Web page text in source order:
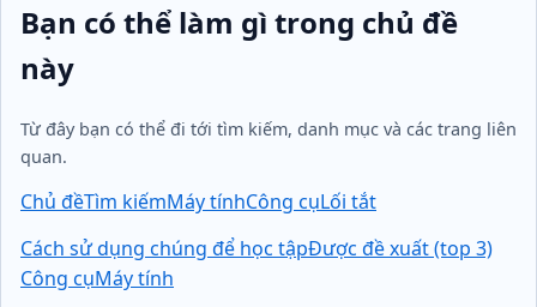
Bạn có thể làm gì trong chủ đề
này
Từ đây bạn có thể đi tới tìm kiếm, danh mục và các trang liên
quan.
Chủ đềTìm kiếmMáy tínhCông cụLối tắt
Cách sử dụng chúng để học tậpĐược đề xuất (top 3)
Công cụMáy tính